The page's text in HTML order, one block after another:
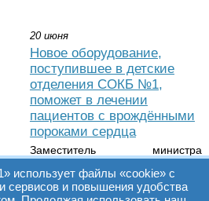
20 июня
Новое оборудование,
поступившее в детские
отделения СОКБ №1,
поможет в лечении
пациентов с врождёнными
пороками сердца
Заместитель министра
здравоохранения Свердловской
области Вячеслав Липатов, а
также представители
файлы «cookie» с
сервисов и повышения удобства